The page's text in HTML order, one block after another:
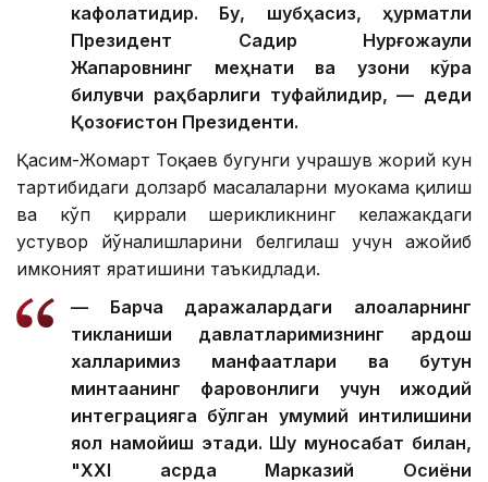
кафолатидир. Бу, шубҳасиз, ҳурматли
Президент Садир Нурғожаули
Жапаровнинг меҳнати ва узоқни кўра
билувчи раҳбарлиги туфайлидир, — деди
Қозоғистон Президенти.
Қасим-Жомарт Тоқаев бугунги учрашув жорий кун
тартибидаги долзарб масалаларни муҳокама қилиш
ва кўп қиррали шерикликнинг келажакдаги
устувор йўналишларини белгилаш учун ажойиб
имконият яратишини таъкидлади.
— Барча даражалардаги алоқаларнинг
тикланиши давлатларимизнинг қардош
халқларимиз манфаатлари ва бутун
минтақанинг фаровонлиги учун ижодий
интеграцияга бўлган умумий интилишини
яққол намойиш этади. Шу муносабат билан,
"ХХI асрда Марказий Осиёни